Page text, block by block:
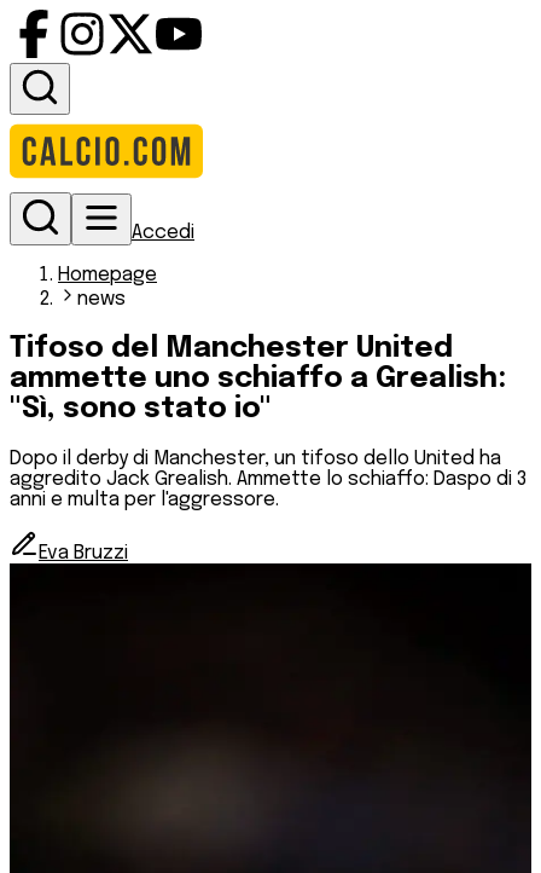
Accedi
Homepage
news
Tifoso del Manchester United
ammette uno schiaffo a Grealish:
"Sì, sono stato io"
Dopo il derby di Manchester, un tifoso dello United ha
aggredito Jack Grealish. Ammette lo schiaffo: Daspo di 3
anni e multa per l'aggressore.
Eva Bruzzi